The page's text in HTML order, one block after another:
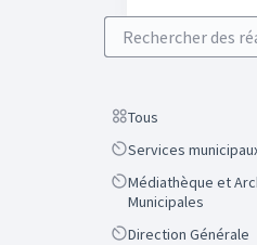
Rechercher des
Scope
Tous
ScopeServices
Scope
Médiathèque et Archives
Municipales
ScopeDirection Générale